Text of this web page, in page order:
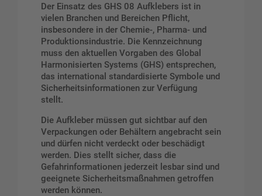
Der Einsatz des GHS 08 Aufklebers ist in
vielen Branchen und Bereichen Pflicht,
insbesondere in der Chemie-, Pharma- und
Produktionsindustrie. Die Kennzeichnung
muss den aktuellen Vorgaben des Global
Harmonisierten Systems (GHS) entsprechen,
das international standardisierte Symbole und
Sicherheitsinformationen zur Verfügung
stellt.
Die Aufkleber müssen gut sichtbar auf den
Verpackungen oder Behältern angebracht sein
und dürfen nicht verdeckt oder beschädigt
werden. Dies stellt sicher, dass die
Gefahrinformationen jederzeit lesbar sind und
geeignete Sicherheitsmaßnahmen getroffen
werden können.